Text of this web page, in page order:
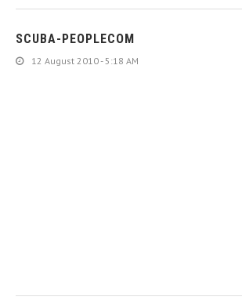
SCUBA-PEOPLECOM
12 August 2010 - 5:18 AM